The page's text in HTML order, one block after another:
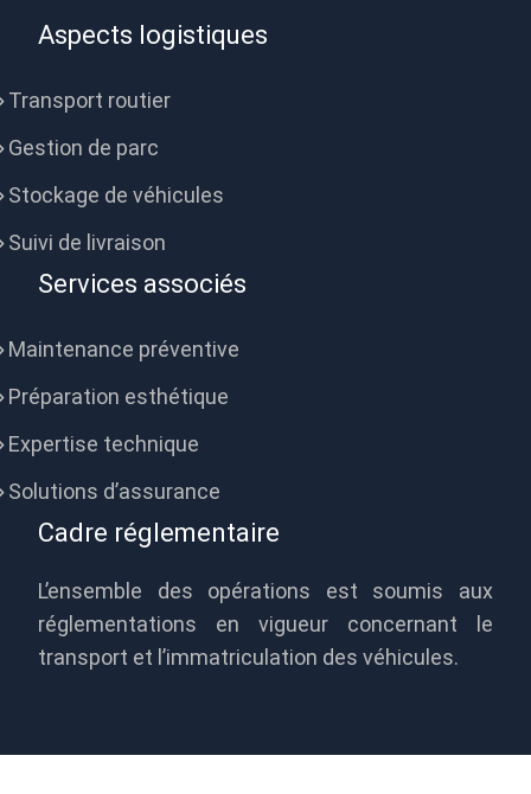
Aspects logistiques
Transport routier
Gestion de parc
Stockage de véhicules
Suivi de livraison
Services associés
Maintenance préventive
Préparation esthétique
Expertise technique
Solutions d’assurance
Cadre réglementaire
L’ensemble des opérations est soumis aux
réglementations en vigueur concernant le
transport et l’immatriculation des véhicules.